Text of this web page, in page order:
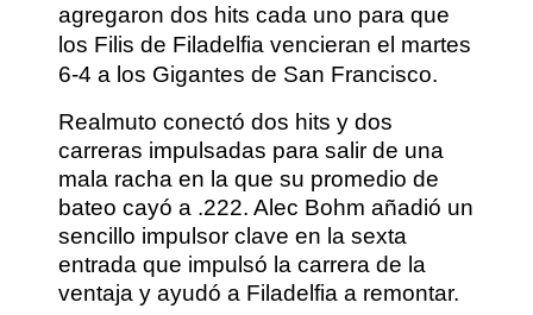
agregaron dos hits cada uno para que
los Filis de Filadelfia vencieran el martes
6-4 a los Gigantes de San Francisco.
Realmuto conectó dos hits y dos
carreras impulsadas para salir de una
mala racha en la que su promedio de
bateo cayó a .222. Alec Bohm añadió un
sencillo impulsor clave en la sexta
entrada que impulsó la carrera de la
ventaja y ayudó a Filadelfia a remontar.